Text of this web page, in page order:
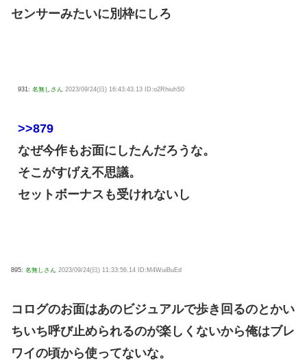
センサーみたいに別枠にしろ
931: 名無しさん 2023/09/24(日) 16:43:43.13 ID:o2RhiuhS0
>>879
なぜ今作もお面にしたんだろうな。
そこがすげえ不思議。
セットボーナスも受けれないし
895: 名無しさん 2023/09/24(日) 11:33:56.14 ID:M4WuiBuEd
コログのお面はあのビジュアルで歩き回るのとかい
ちいち呼び止められるのが楽しくないから俺はブレ
ワイの頃から使ってないな。